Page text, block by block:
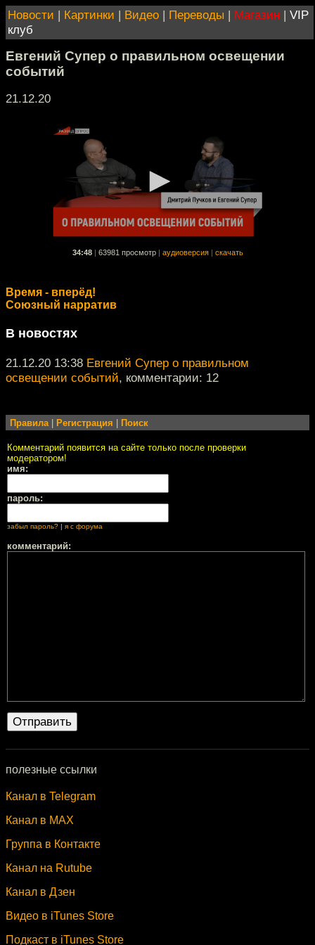
Новости | Картинки | Видео | Переводы | Магазин | VIP
клуб
Евгений Супер о правильном освещении
событий
21.12.20
34:48 63981 просмотр аудиоверсия скачать
Время - вперёд!
Союзный нарратив
В новостях
21.12.20 13:38 Евгений Супер о правильном
освещении событий, комментарии: 12
Правила| Регистрация Поиск
Комментарий появится на сайте только после проверки
модератором!
имя:
пароль:
забыл пароль? я с форума
комментарий:
полезные ссылки
Канал в Telegram
Канал в MAX
Группа в Контакте
Канал на Rutube
Канал в Дзен
Видео в iTunes Store
Подкаст в iTunes Store